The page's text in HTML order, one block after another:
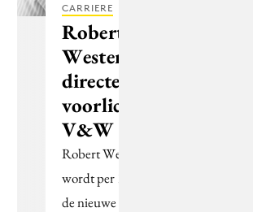
CARRIERE
Robert
Wester nieuwe
directeur
voorlichting
V&W
Robert Wester (32)
wordt per 1 september
de nieuwe directeur